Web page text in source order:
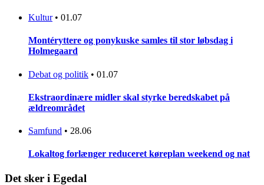
Kultur • 01.07
Montéryttere og ponykuske samles til stor løbsdag i
Holmegaard
Debat og politik • 01.07
Ekstraordinære midler skal styrke beredskabet på
ældreområdet
Samfund • 28.06
Lokaltog forlænger reduceret køreplan weekend og nat
Det sker i Egedal